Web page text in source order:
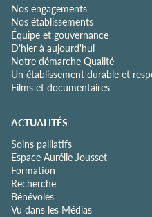
Nos engagements
Nos établissements
Équipe et gouvernance
D'hier à aujourd'hui
Notre démarche Qualité
Un établissement durable et
Films et documentaires
ACTUALITÉS
Soins palliatifs
Espace Aurélie Jousset
Formation
Recherche
Bénévoles
Vu dans les Médias